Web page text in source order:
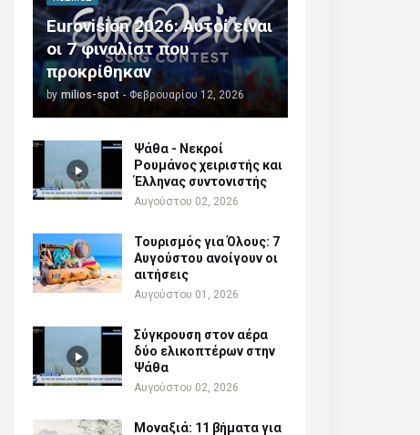
Eurovision 2026: Αυτοί είναι
οι 7 φιναλίστ που
προκρίθηκαν
by milios-spot - Φεβρουαρίου 12, 2026
Ψάθα - Νεκροί
Ρουμάνος χειριστής και
Έλληνας συντονιστής
Αυγούστου 02, 2026
Τουρισμός για Όλους: 7
Αυγούστου ανοίγουν οι
αιτήσεις
Αυγούστου 01, 2026
Σύγκρουση στον αέρα
δύο ελικοπτέρων στην
Ψάθα
Αυγούστου 02, 2026
Μοναξιά: 11 βήματα για